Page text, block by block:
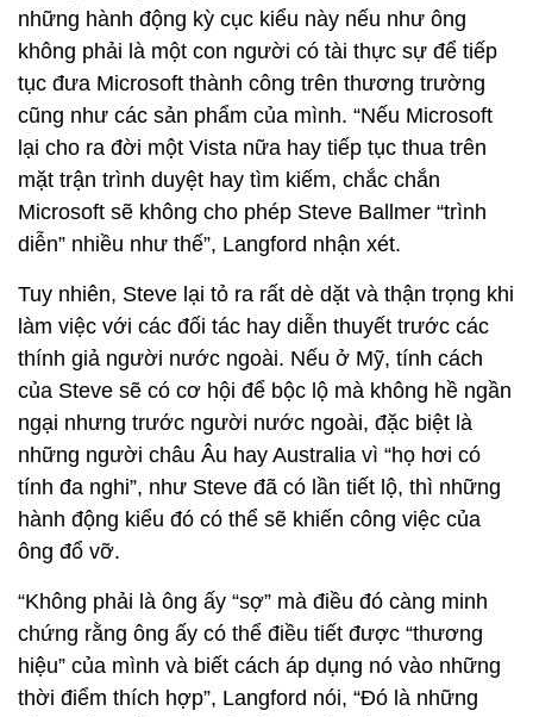
những hành động kỳ cục kiểu này nếu như ông
không phải là một con người có tài thực sự để tiếp
tục đưa Microsoft thành công trên thương trường
cũng như các sản phẩm của mình. “Nếu Microsoft
lại cho ra đời một Vista nữa hay tiếp tục thua trên
mặt trận trình duyệt hay tìm kiếm, chắc chắn
Microsoft sẽ không cho phép Steve Ballmer “trình
diễn” nhiều như thế”, Langford nhận xét.
Tuy nhiên, Steve lại tỏ ra rất dè dặt và thận trọng khi
làm việc với các đối tác hay diễn thuyết trước các
thính giả người nước ngoài. Nếu ở Mỹ, tính cách
của Steve sẽ có cơ hội để bộc lộ mà không hề ngần
ngại nhưng trước người nước ngoài, đặc biệt là
những người châu Âu hay Australia vì “họ hơi có
tính đa nghi”, như Steve đã có lần tiết lộ, thì những
hành động kiểu đó có thể sẽ khiến công việc của
ông đổ vỡ.
“Không phải là ông ấy “sợ” mà điều đó càng minh
chứng rằng ông ấy có thể điều tiết được “thương
hiệu” của mình và biết cách áp dụng nó vào những
thời điểm thích hợp”, Langford nói, “Đó là những